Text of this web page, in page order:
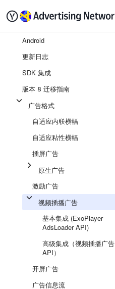
Android
更新日志
SDK 集成
版本 8 迁移指南
广告格式
自适应内联横幅
自适应粘性横幅
插屏广告
原生广告
激励广告
视频插播广告
基本集成 (ExoPlayer
AdsLoader API)
高级集成（视频插播广告
API）
开屏广告
广告信息流